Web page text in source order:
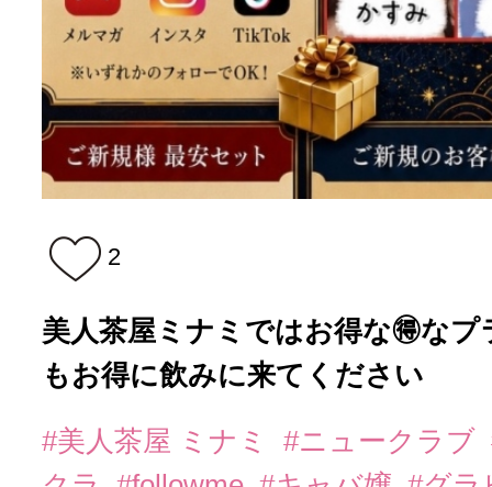
2
美人茶屋ミナミではお得な🉐なプ
もお得に飲みに来てください
#美人茶屋 ミナミ #ニュークラブ